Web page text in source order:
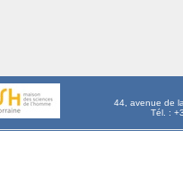
44, avenue de
Tél. :